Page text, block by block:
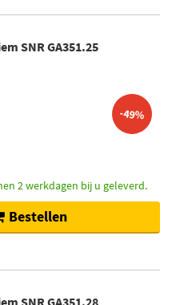
SNR GA351.25
-49%
2 werkdagen bij u geleverd.
Bestellen
SNR GA351.28